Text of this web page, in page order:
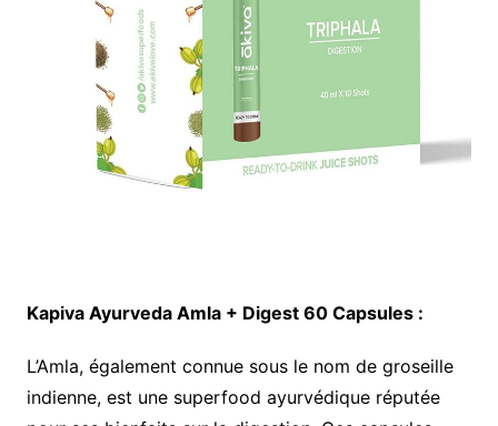
Kapiva Ayurveda Amla + Digest 60 Capsules :
L’Amla, également connue sous le nom de groseille
indienne, est une superfood ayurvédique réputée